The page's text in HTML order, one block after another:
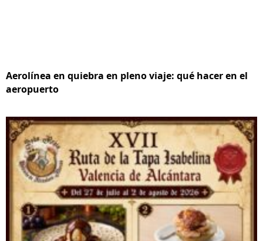
Aerolínea en quiebra en pleno viaje: qué hacer en el
aeropuerto